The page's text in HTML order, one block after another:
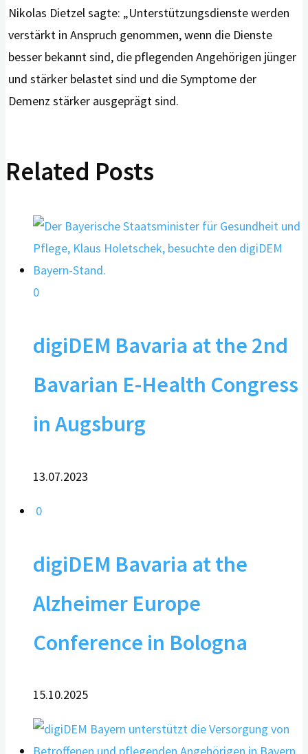
Nikolas Dietzel sagte: „Unterstützungsdienste werden
verstärkt in Anspruch genommen, wenn die Dienste
besser bekannt sind, die pflegenden Angehörigen jünger
und stärker belastet sind und die Symptome der
Demenz stärker ausgeprägt sind.
Related Posts
0
digiDEM Bavaria at the 2nd
Bavarian E-Health Congress
in Augsburg
13.07.2023
0
digiDEM Bavaria at the
Alzheimer Europe
Conference in Bologna
15.10.2025